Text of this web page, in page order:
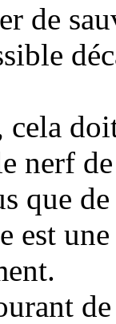
de
cela
nerf
que
est